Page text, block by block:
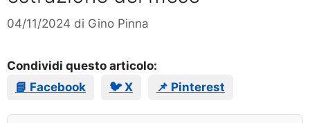
04/11/2024 di Gino Pinna
Condividi questo articolo:
📘 Facebook
🐦 X 📌 Pinterest